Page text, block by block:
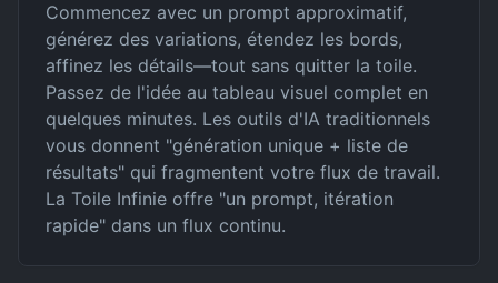
Commencez avec un prompt approximatif,
générez des variations, étendez les bords,
affinez les détails—tout sans quitter la toile.
Passez de l'idée au tableau visuel complet en
quelques minutes. Les outils d'IA traditionnels
vous donnent "génération unique + liste de
résultats" qui fragmentent votre flux de travail.
La Toile Infinie offre "un prompt, itération
rapide" dans un flux continu.